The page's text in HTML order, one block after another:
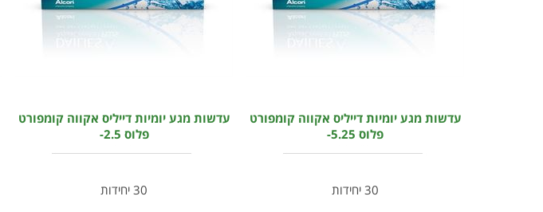
עדשות מגע יומיות דייליס אקווה קומפורט
פלוס 5.25-
30 יחידות
עדשות מגע יומיות דייליס אקווה קומפורט
פלוס 2.5-
30 יחידות